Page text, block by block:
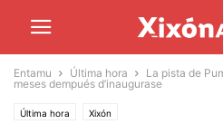
Entamu Última hora
La pista de
meses dempués d’inaugurase
Última hora Xixón